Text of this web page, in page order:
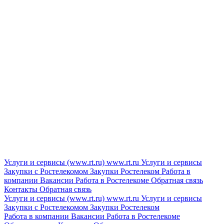
Услуги и сервисы (www.rt.ru) www.rt.ru Услуги и сервисы
Закупки с Ростелекомом Закупки Ростелеком Работа в
компании Вакансии Работа в Ростелекоме Обратная связь
Контакты Обратная связь
Услуги и сервисы (www.rt.ru) www.rt.ru Услуги и сервисы
Закупки с Ростелекомом Закупки Ростелеком
Работа в компании Вакансии Работа в Ростелекоме